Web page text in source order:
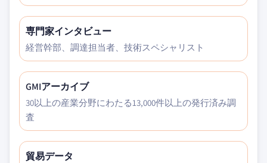
専門家インタビュー
経営幹部、調達担当者、技術スペシャリスト
GMIアーカイブ
30以上の産業分野にわたる13,000件以上の発行済み調
査
貿易データ